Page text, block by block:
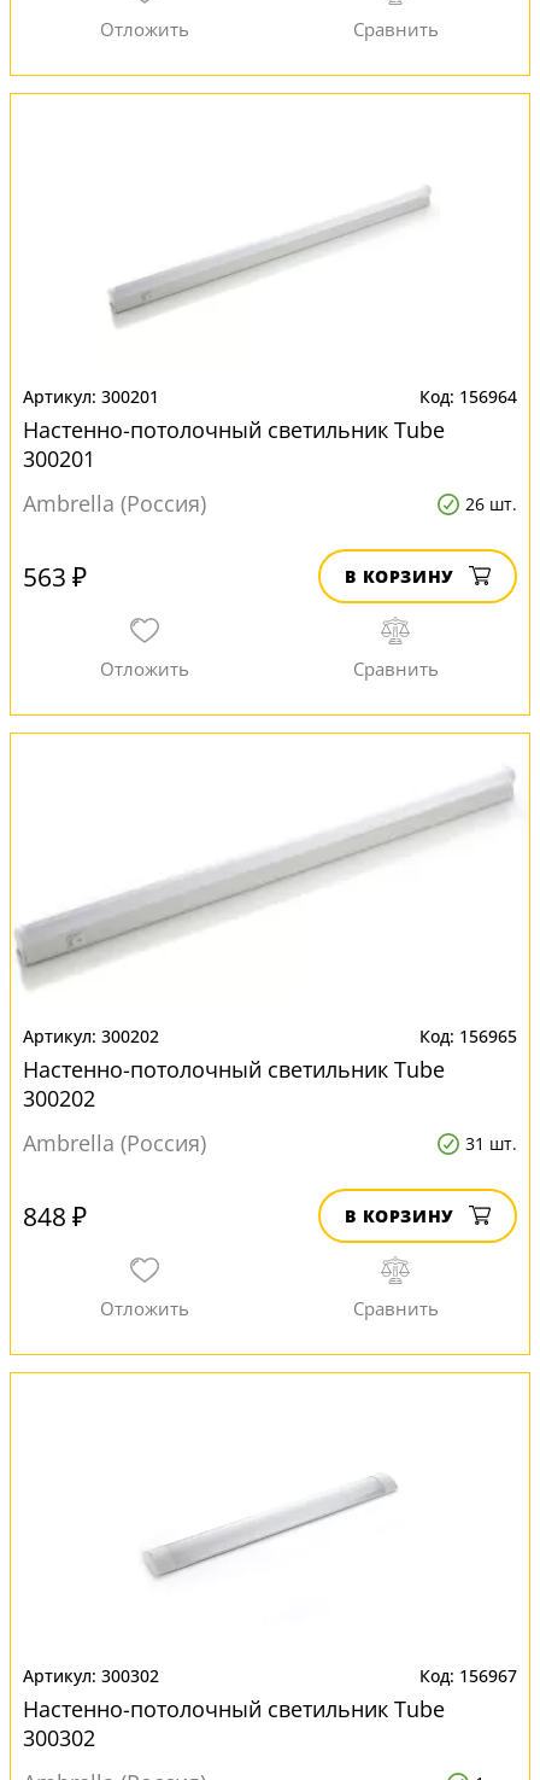
300201 156964
Настенно-потолочный светильник Тube
300201
Ambrella (Россия)
26 шт.
563 ₽ В КОРЗИНУ
300202 156965
Настенно-потолочный светильник Тube
300202
Ambrella (Россия)
31 шт.
848 ₽ В КОРЗИНУ
300302 156967
Настенно-потолочный светильник Тube
300302